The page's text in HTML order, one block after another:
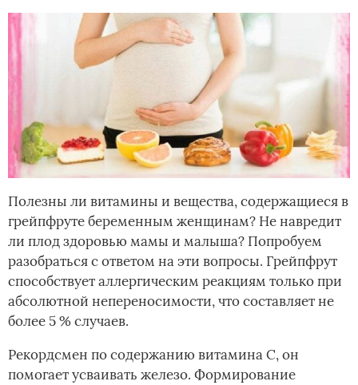
Полезны ли витамины и вещества, содержащиеся в
грейпфруте беременным женщинам? Не навредит
ли плод здоровью мамы и малыша? Попробуем
разобраться с ответом на эти вопросы. Грейпфрут
способствует аллергическим реакциям только при
абсолютной непереносимости, что составляет не
более 5 % случаев.
Рекордсмен по содержанию витамина С, он
помогает усваивать железо. Формирование